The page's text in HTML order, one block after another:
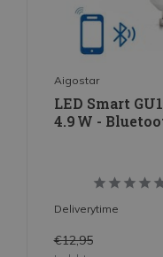
Aigostar
LED Smart
4.9 W -
Deliverytime
€12,95